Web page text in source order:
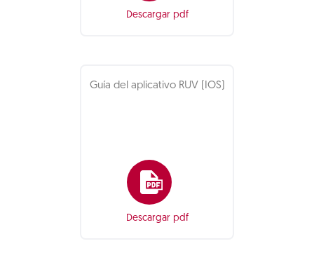
Descargar pdf
Guía del aplicativo RUV (IOS)
Descargar pdf